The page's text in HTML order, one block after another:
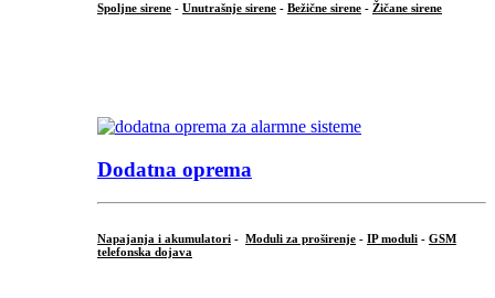
Spoljne sirene - Unutrašnje sirene - Bežične sirene - Žičane sirene
Dodatna oprema
Napajanja i akumulatori - Moduli za proširenje - IP moduli - GSM
telefonska dojava